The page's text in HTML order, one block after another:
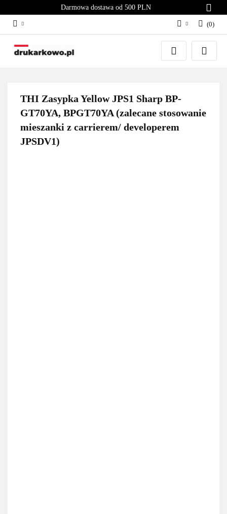
Darmowa dostawa od 500 PLN
Zaloguj się
Załóż konto
(0)
THI Zasypka Yellow JPS1 Sharp BP-
GT70YA, BPGT70YA (zalecane stosowanie
mieszanki z carrierem/ developerem
JPSDV1)